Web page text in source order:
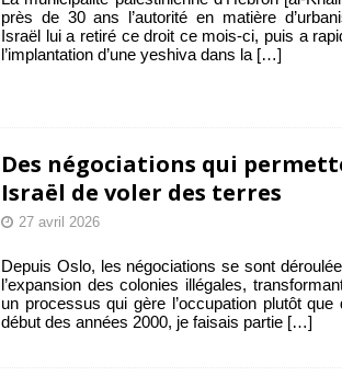
près de 30 ans l’autorité en matière
Israël lui a retiré ce droit ce mois-ci, puis a
l’implantation d’une yeshiva dans la […]
Des négociations qui
Israël de voler des terres
27 avril 2026
Depuis Oslo, les négociations se sont
l’expansion des colonies illégales,
un processus qui gère l’occupation plutôt que
début des années 2000, je faisais partie […]